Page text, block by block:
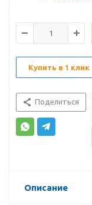
Купить в 1 клик
Поделиться
Описание